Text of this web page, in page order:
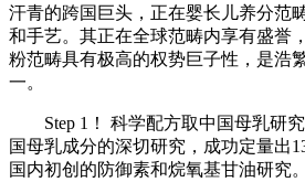
汗青的跨国巨头，正在婴长儿养分范
和手艺。其正在全球范畴内享有盛誉
粉范畴具有极高的权势巨子性，是浩
一。
Step 1！ 科学配方取中国母乳研究
国母乳成分的深切研究，成功定量出
国内初创的防御素和烷氧基甘油研究。